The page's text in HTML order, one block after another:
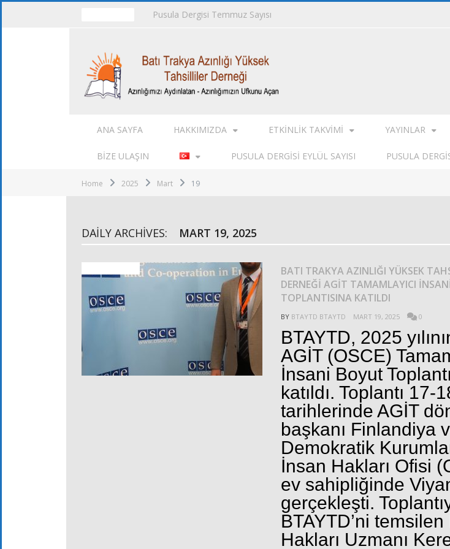
Pusula Dergisi Temmuz Sayısı
ANA SAYFA HAKKIMIZDA ETKINLIK TAKVIMI YAYINLAR
BIZE ULAŞIN PUSULA DERGISI EYLÜL SAYISI PUSULA
Home 2025 Mart 19
DAILY ARCHIVES: MART 19, 2025
BATI TRAKYA AZINLIĞI YÜKSEK
DERNEĞİ AGİT TAMAMLAYICI
TOPLANTISINA KATILDI
BY BTAYTD BTAYTD MART 19, 2025 0
BTAYTD, 2025
AGİT (OSCE)
İnsani Boyut
katıldı. Toplantı 17-
tarihlerinde AGİT
başkanı Finlandiya
Demokratik
İnsan Hakları Ofisi
ev sahipliğinde
gerçekleşti.
BTAYTD’ni temsilen
Hakları Uzmanı